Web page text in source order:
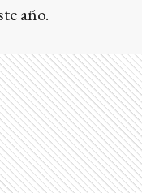
año.